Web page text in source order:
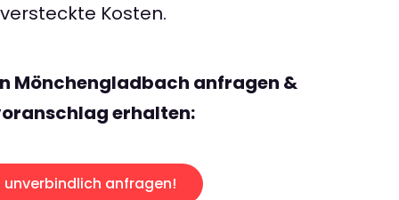
Kosten.
Mönchengladbach anfragen &
erhalten:
unverbindlich anfragen!